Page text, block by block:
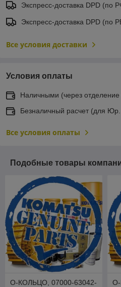
Экспресс-доставка DPD (по
Экспресс-доставка DPD (по
Все условия доставки
Условия оплаты
Наличными (через
Безналичный расчет (для
Все условия оплаты
Подобные товары
О-КОЛЬЦО, 07000-63042-
О-